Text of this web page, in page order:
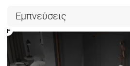
Εμπνεύσεις